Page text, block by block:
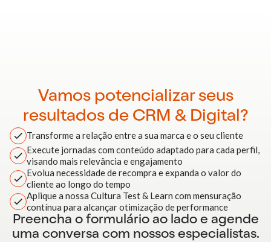
Vamos potencializar seus
resultados de CRM & Digital?
Transforme a relação entre a sua marca e o seu cliente
Execute jornadas com conteúdo adaptado para cada perfil,
visando mais relevância e engajamento
Evolua necessidade de recompra e expanda o valor do
cliente ao longo do tempo
Aplique a nossa Cultura Test & Learn com mensuração
contínua para alcançar otimização de performance
Preencha o formulário ao lado e agende
uma conversa com nossos especialistas.